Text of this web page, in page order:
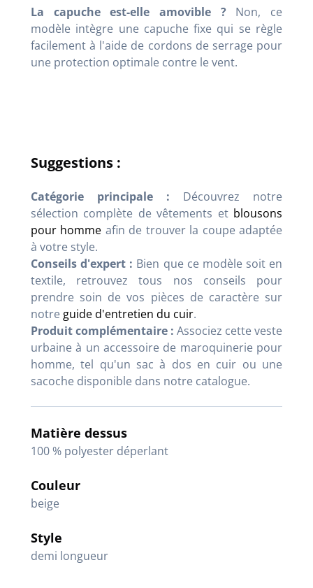
La capuche est-elle amovible ?Non, ce
modèle intègre une capuche fixe qui se règle
facilement à l'aide de cordons de serrage pour
une protection optimale contre le vent.
Suggestions :
Catégorie principale : Découvrez notre
sélection complète de vêtements et blousons
pour homme afin de trouver la coupe adaptée
à votre style.
Conseils d'expert : Bien que ce modèle soit en
textile, retrouvez tous nos conseils pour
prendre soin de vos pièces de caractère sur
notre guide d'entretien du cuir.
Produit complémentaire : Associez cette veste
urbaine à un accessoire de maroquinerie pour
homme, tel qu'un sac à dos en cuir ou une
sacoche disponible dans notre catalogue.
Matière dessus
100 % polyester déperlant
Couleur
beige
Style
demi longueur